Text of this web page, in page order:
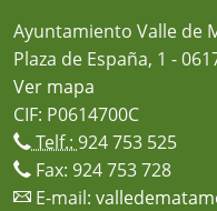
Ayuntamiento Valle de
Plaza de España, 1 -
Ver mapa
CIF: P0614700C
Telf.: 924 753 525
Fax: 924 753 728
E-mail: